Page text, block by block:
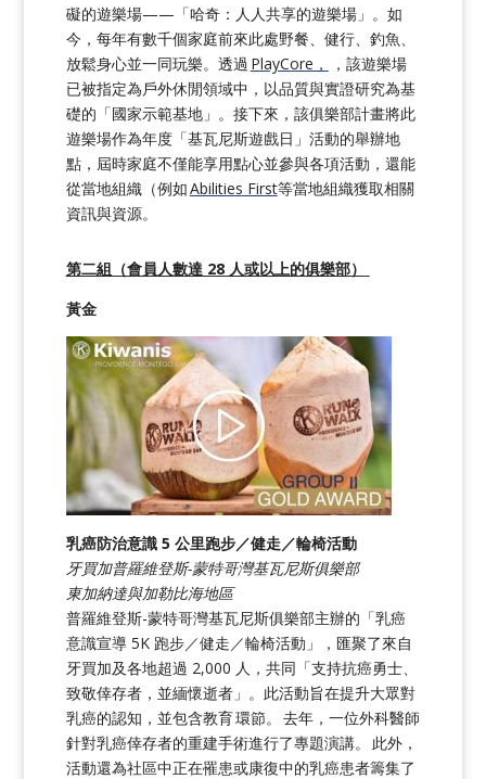
礙的遊樂場——「哈奇：人人共享的遊樂場」。如
今，每年有數千個家庭前來此處野餐、健行、釣魚、
放鬆身心並一同玩樂。透過 PlayCore，
，該遊樂場
已被指定為戶外休閒領域中，以品質與實證研究為基
礎的「國家示範基地」。接下來，該俱樂部計畫將此
遊樂場作為年度「基瓦尼斯遊戲日」活動的舉辦地
點，屆時家庭不僅能享用點心並參與各項活動，還能
從當地組織（例如Abilities First等當地組織獲取相關
資訊與資源。
第二組（會員人數達 28 人或以上的俱樂部）
黃金
乳癌防治意識 5 公里跑步／健走／輪椅活動
牙買加普羅維登斯-蒙特哥灣基瓦尼斯俱樂部
東加納達與加勒比海地區
普羅維登斯-蒙特哥灣基瓦尼斯俱樂部主辦的「乳癌
意識宣導 5K 跑步／健走／輪椅活動」，匯聚了來自
牙買加及各地超過 2,000 人，共同「支持抗癌勇士、
致敬倖存者，並緬懷逝者」。此活動旨在提升大眾對
乳癌的認知，並包含教育環節。 去年，一位外科醫師
針對乳癌倖存者的重建手術進行了專題演講。 此外，
活動還為社區中正在罹患或康復中的乳癌患者籌集了